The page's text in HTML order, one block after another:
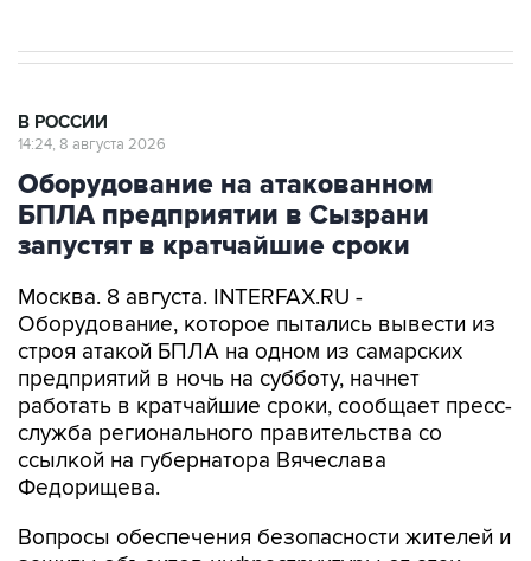
В РОССИИ
14:24, 8 августа 2026
Оборудование на атакованном
БПЛА предприятии в Сызрани
запустят в кратчайшие сроки
Москва. 8 августа. INTERFAX.RU -
Оборудование, которое пытались вывести из
строя атакой БПЛА на одном из самарских
предприятий в ночь на субботу, начнет
работать в кратчайшие сроки, сообщает пресс-
служба регионального правительства со
ссылкой на губернатора Вячеслава
Федорищева.
Вопросы обеспечения безопасности жителей и